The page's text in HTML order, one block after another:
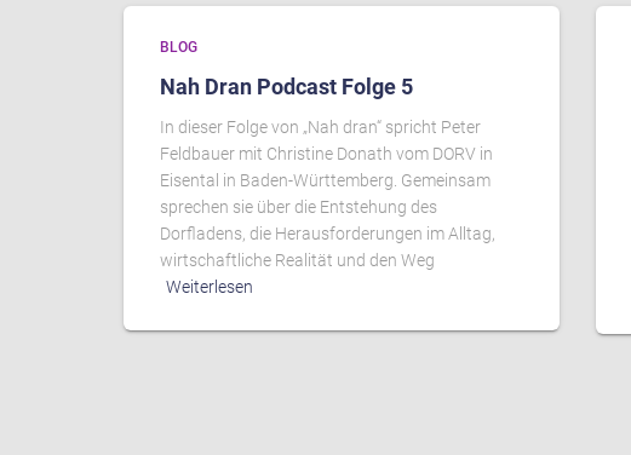
BLOG
Nah Dran Podcast Folge 5
In dieser Folge von „Nah dran“ spricht Peter
Feldbauer mit Christine Donath vom DORV in
Eisental in Baden-Württemberg. Gemeinsam
sprechen sie über die Entstehung des
Dorfladens, die Herausforderungen im Alltag,
wirtschaftliche Realität und den Weg
Weiterlesen